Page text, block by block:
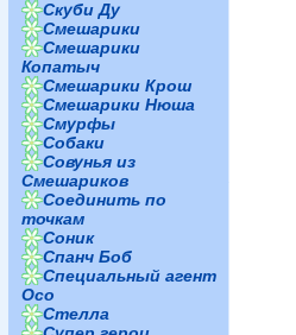
Скуби Ду
Смешарики
Смешарики
Копатыч
Смешарики Крош
Смешарики Нюша
Смурфы
Собаки
Совунья из
Смешариков
Соединить по
точкам
Соник
Спанч Боб
Специальный агент
Осо
Стелла